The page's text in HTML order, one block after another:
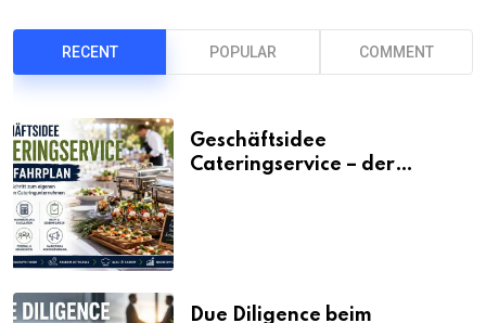
RECENT POPULAR COMMENT
Geschäftsidee
Cateringservice – der
Due Diligence beim